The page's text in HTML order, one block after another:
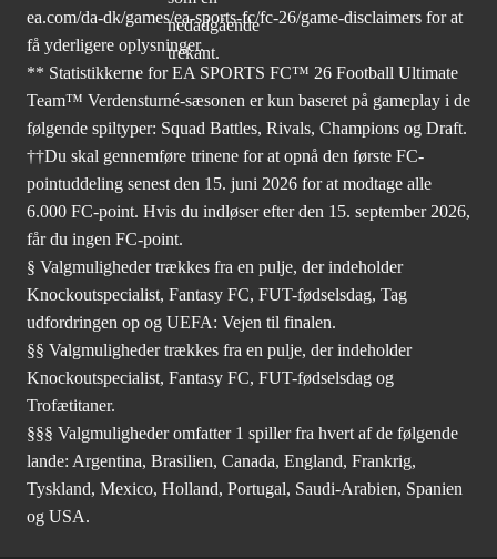
ea.com/da-dk/games/ea-sports-fc/fc-26/game-disclaimers for at
få yderligere oplysninger.
** Statistikkerne for EA SPORTS FC™ 26 Football Ultimate
Team™ Verdensturné-sæsonen er kun baseret på gameplay i de
følgende spiltyper: Squad Battles, Rivals, Champions og Draft.
††Du skal gennemføre trinene for at opnå den første FC-
pointuddeling senest den 15. juni 2026 for at modtage alle
6.000 FC-point. Hvis du indløser efter den 15. september 2026,
får du ingen FC-point.
§ Valgmuligheder trækkes fra en pulje, der indeholder
Knockoutspecialist, Fantasy FC, FUT-fødselsdag, Tag
udfordringen op og UEFA: Vejen til finalen.
§§ Valgmuligheder trækkes fra en pulje, der indeholder
Knockoutspecialist, Fantasy FC, FUT-fødselsdag og
Trofætitaner.
§§§ Valgmuligheder omfatter 1 spiller fra hvert af de følgende
lande: Argentina, Brasilien, Canada, England, Frankrig,
Tyskland, Mexico, Holland, Portugal, Saudi-Arabien, Spanien
og USA.